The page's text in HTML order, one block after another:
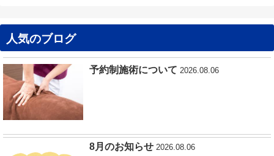
人気のブログ
予約制施術について 2026.08.06
8月のお知らせ 2026.08.06